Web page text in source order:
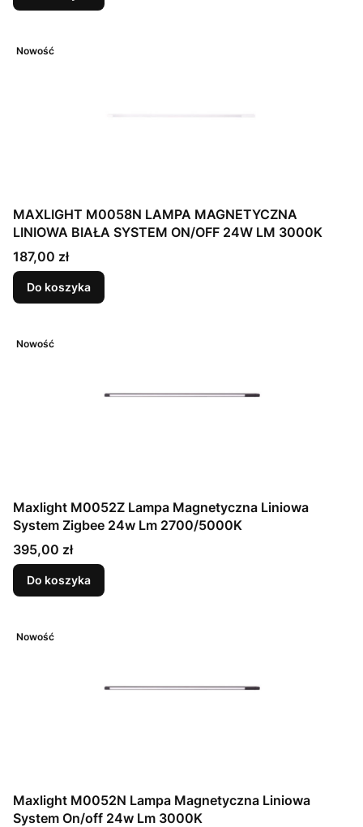
Nowość
MAXLIGHT M0058N LAMPA MAGNETYCZNA
LINIOWA BIAŁA SYSTEM ON/OFF 24W LM 3000K
Cena
187,00 zł
Do koszyka
Nowość
Maxlight M0052Z Lampa Magnetyczna Liniowa
System Zigbee 24w Lm 2700/5000K
Cena
395,00 zł
Do koszyka
Nowość
Maxlight M0052N Lampa Magnetyczna Liniowa
System On/off 24w Lm 3000K